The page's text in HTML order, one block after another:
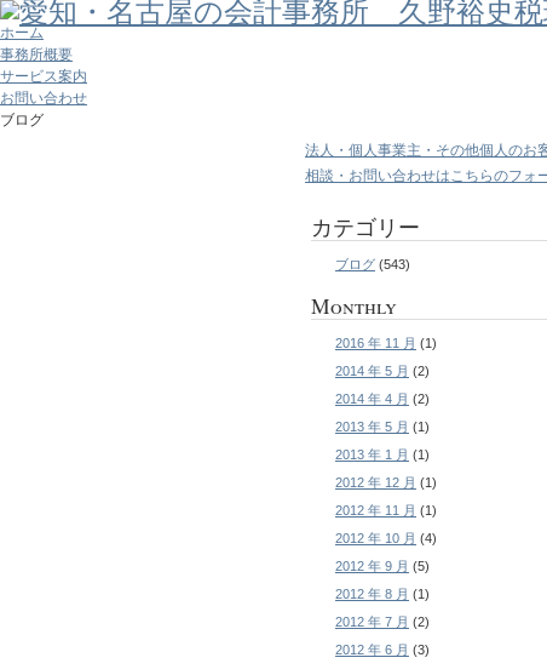
ホーム
事務所概要
サービス案内
お問い合わせ
ブログ
法人・個人事業主・その他個人の
相談・お問い合わせはこちらのフォ
カテゴリー
ブログ (543)
Monthly
2016 年 11 月 (1)
2014 年 5 月 (2)
2014 年 4 月 (2)
2013 年 5 月 (1)
2013 年 1 月 (1)
2012 年 12 月 (1)
2012 年 11 月 (1)
2012 年 10 月 (4)
2012 年 9 月 (5)
2012 年 8 月 (1)
2012 年 7 月 (2)
2012 年 6 月 (3)